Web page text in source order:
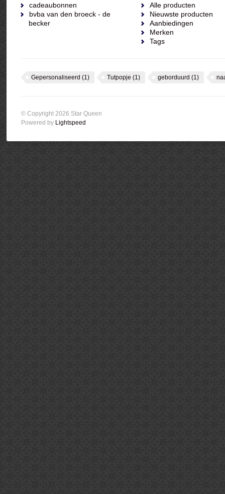
cadeaubonnen
bvba van den broeck - de
becker
Alle producten
Nieuwste producten
Aanbiedingen
Merken
Tags
Gepersonaliseerd (1) Tutpopje (1) geborduurd (1)
© Copyright 2026 Star Queen
Powered by Lightspeed